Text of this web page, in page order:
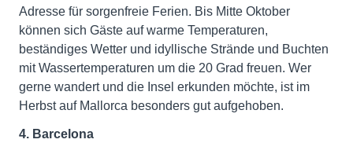
Adresse für sorgenfreie Ferien. Bis Mitte Oktober
können sich Gäste auf warme Temperaturen,
beständiges Wetter und idyllische Strände und Buchten
mit Wassertemperaturen um die 20 Grad freuen. Wer
gerne wandert und die Insel erkunden möchte, ist im
Herbst auf Mallorca besonders gut aufgehoben.
4. Barcelona